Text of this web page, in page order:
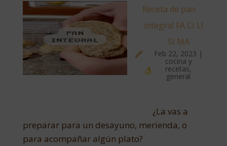
Receta de pan
integral FA CI LI
SI MA
Feb 22, 2023 |
cocina y
recetas,
general
¿La vas a
preparar para un desayuno, merienda, o
para acompañar algún plato?